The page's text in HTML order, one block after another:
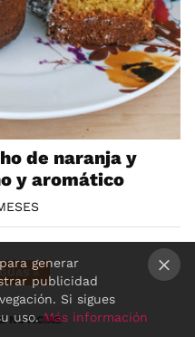
de naranja y
y aromático
»
NOTICIAS
generar
publicidad
Si sigues
uso. Más información